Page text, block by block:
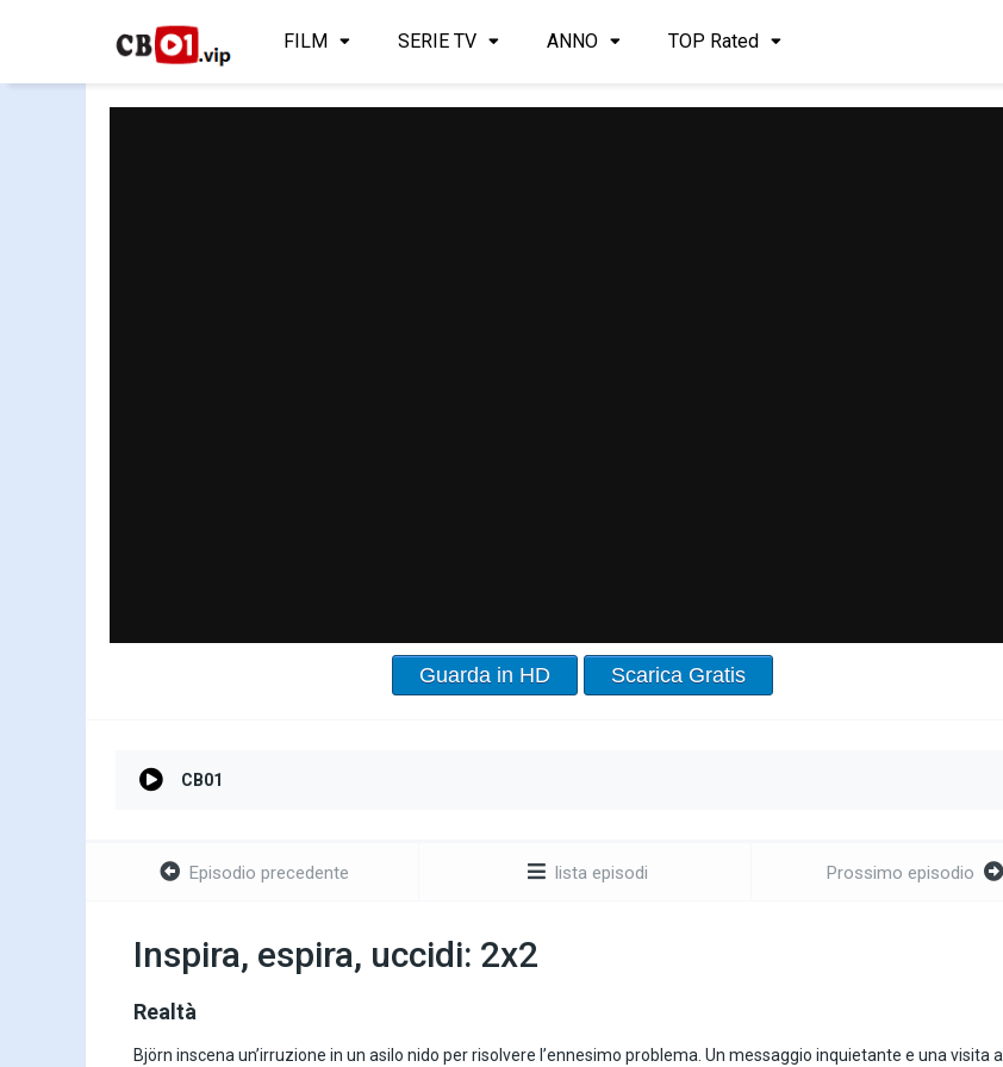
FILM SERIE TV ANNO TOP Rated
Guarda in HD Scarica Gratis
CB01
Episodio precedente lista episodi Prossimo episodio
Inspira, espira, uccidi: 2x2
Realtà
Björn inscena un’irruzione in un asilo nido per risolvere l’ennesimo problema. Un messaggio inquietante e una visita a